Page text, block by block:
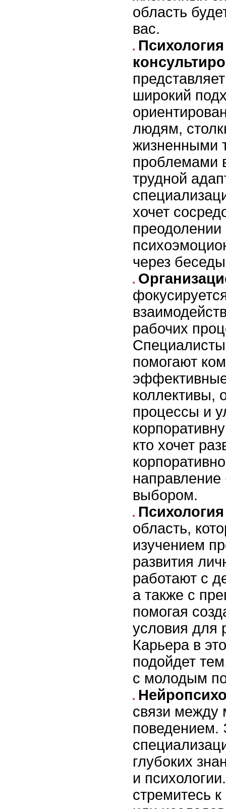
область
вас.
Психология
широкий
людям,
жизненными
проблемами
трудной
хочет
преодолении
через
рабочих
помогают
коллективы,
процессы и
кто хочет
выбором.
область,
изучением
развития
работают с
а также с
помогая
условия для
Карьера в
подойдет
с молодым
связи между
поведением.
глубоких
и
стремитесь